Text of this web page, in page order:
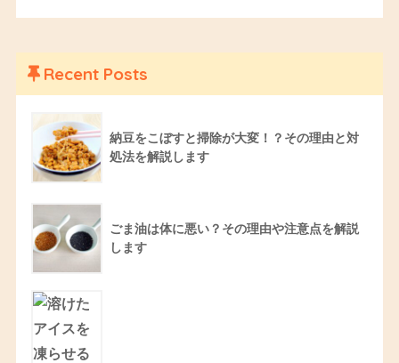
Recent Posts
納豆をこぼすと掃除が大変！？その理由と対
処法を解説します
ごま油は体に悪い？その理由や注意点を解説
します